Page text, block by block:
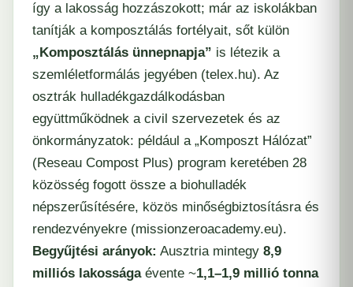
így a lakosság hozzászokott; már az iskolákban
tanítják a komposztálás fortélyait, sőt külön
„Komposztálás ünnepnapja” is létezik a
szemléletformálás jegyében​ (telex.hu). Az
osztrák hulladékgazdálkodásban
együttműködnek a civil szervezetek és az
önkormányzatok: például a „Komposzt Hálózat”
(Reseau Compost Plus) program keretében 28
közösség fogott össze a biohulladék
népszerűsítésére, közös minőségbiztosításra és
rendezvényekre (​​missionzeroacademy.eu).
Begyűjtési arányok: Ausztria mintegy 8,9
milliós lakosságaévente ~1,1–1,9 millió tonna